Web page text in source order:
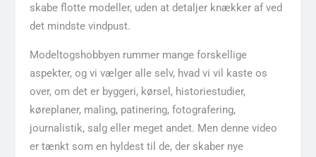
skabe flotte modeller, uden at detaljer knækker af ved
det mindste vindpust.
Modeltogshobbyen rummer mange forskellige
aspekter, og vi vælger alle selv, hvad vi vil kaste os
over, om det er byggeri, kørsel, historiestudier,
køreplaner, maling, patinering, fotografering,
journalistik, salg eller meget andet. Men denne video
er tænkt som en hyldest til de, der skaber nye